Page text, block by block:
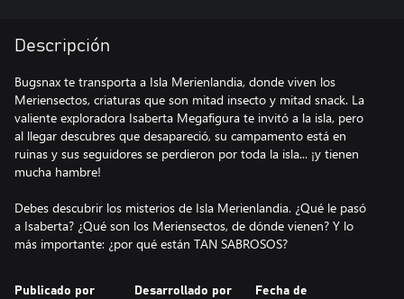
Descripción
Bugsnax te transporta a Isla Merienlandia, donde viven los
Meriensectos, criaturas que son mitad insecto y mitad snack. La
valiente exploradora Isaberta Megafigura te invitó a la isla, pero
al llegar descubres que desapareció, su campamento está en
ruinas y sus seguidores se perdieron por toda la isla... ¡y tienen
mucha hambre!
Debes descubrir los misterios de Isla Merienlandia. ¿Qué le pasó
a Isaberta? ¿Qué son los Meriensectos, de dónde vienen? Y lo
más importante: ¿por qué están TAN SABROSOS?
Publicado por Desarrollado por
Fecha de